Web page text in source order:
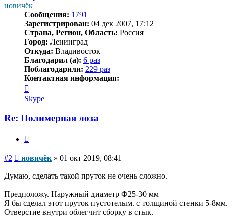
новичёк
Сообщения: 1791
Зарегистрирован: 04 дек 2007, 17:12
Страна, Регион, Область: Россия
Город: Ленинград
Откуда: Владивосток
Благодарил (а): 6 раз
Поблагодарили: 229 раз
Контактная информация:
информация
пользователя
Skype
Re: Полимерная лоза
#2 Сообщение
новичёк » 01 окт 2019, 08:41
Думаю, сделать такой пруток не очень сложно.
Предположу. Наружный диаметр Ф25-30 мм
Я бы сделал этот пруток пустотелым. с толщиной стенки 5-8мм.
Отверстие внутри облегчит сборку в стык.